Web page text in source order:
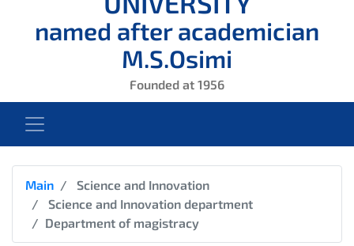
named after academician
M.S.Osimi
Founded at 1956
Main
Science and Innovation
Science and Innovation department
Department of magistracy